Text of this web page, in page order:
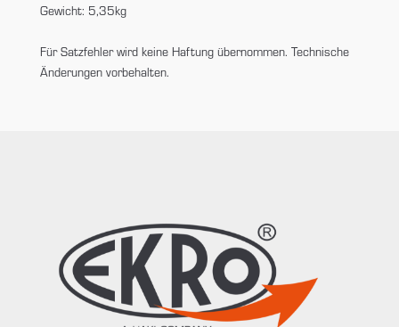
Gewicht: 5,35kg
Für Satzfehler wird keine Haftung übernommen. Technische
Änderungen vorbehalten.